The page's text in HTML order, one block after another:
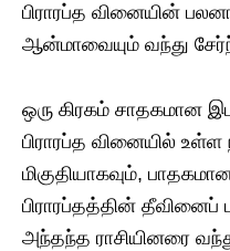
பிராரப்த வினையின்
ஆன்மாவையும் வந்து
ஒரு கிரகம் சாதகமான
பிராரப்த வினையில்
மிகுதியாகவும்,
பிராரப்தத்தின் தீவினைப்
அந்தந்த ராசியினரை